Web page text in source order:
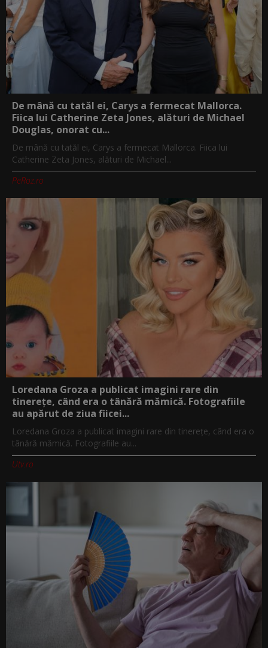
De mână cu tatăl ei, Carys a fermecat Mallorca.
Fiica lui Catherine Zeta Jones, alături de Michael
Douglas, onorat cu...
De mână cu tatăl ei, Carys a fermecat Mallorca. Fiica lui
Catherine Zeta Jones, alături de Michael...
PeRoz.ro
Loredana Groza a publicat imagini rare din
tinerețe, când era o tânără mămică. Fotografiile
au apărut de ziua fiicei...
Loredana Groza a publicat imagini rare din tinerețe, când era o
tânără mămică. Fotografiile au...
Utv.ro